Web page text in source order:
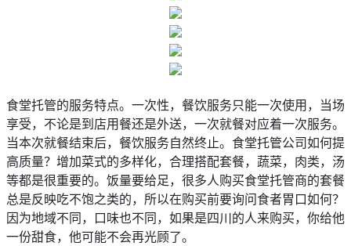
食堂托管的服务特点。一次性，餐饮服务只能一次使用，当场
享受，不论是到店用餐还是外送，一次就餐对应着一次服务。
当本次就餐结束后，餐饮服务自然终止。食堂托管公司如何提
高质量？增加菜式的多样化，合理搭配套餐，蔬菜，肉类，汤
等都是很重要的。饭量要给足，很多人购买食堂托管商的套餐
总是反映吃不饱之类的，所以在购买前要询问食者胃口如何？
因为地域不同，口味也不同，如果是四川的人来购买，你给他
一份甜食，他可能不会再光顾了。